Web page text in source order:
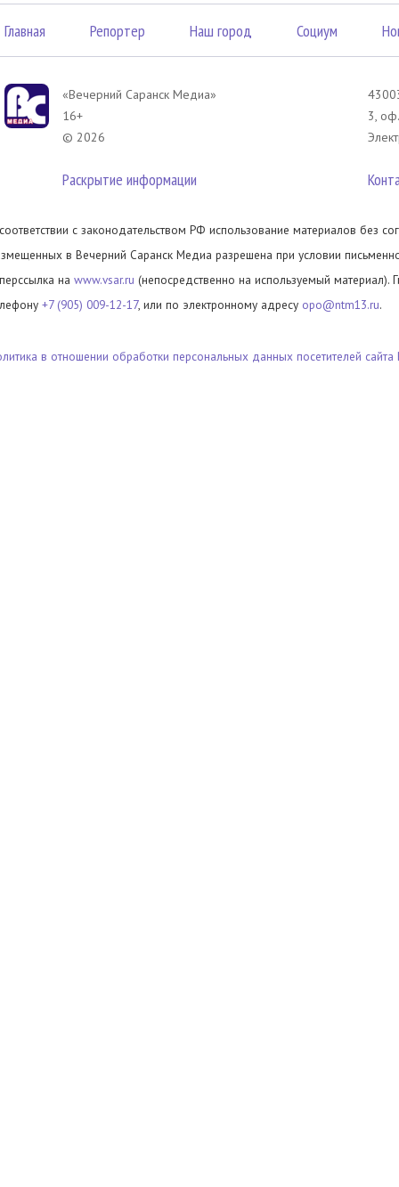
Главная Репортер Наш город Социум
«Вечерний Саранск Mедиа»
16+
© 2026
Раскрытие информации
3,
с законодательством РФ использование материалов без
в Вечерний Саранск Медиа разрешена при условии
на www.vsar.ru (непосредственно на используемый материал).
+7 (905) 009-12-17, или по электронному адресу opo@ntm13.ru.
в отношении обработки персональных данных посетителей